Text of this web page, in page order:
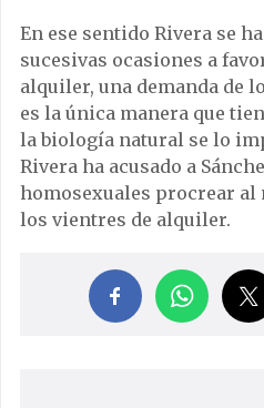
En ese sentido Rivera se
sucesivas ocasiones a
alquiler, una demanda de
es la única manera que
la biología natural se lo
Rivera ha acusado a
homosexuales procrear al
los vientres de alquiler.